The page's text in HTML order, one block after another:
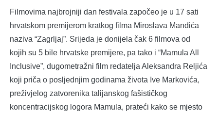
Filmovima najbrojniji dan festivala započeo je u 17 sati
hrvatskom premijerom kratkog filma Miroslava Mandića
naziva “Zagrljaj”. Srijeda je donijela čak 6 filmova od
kojih su 5 bile hrvatske premijere, pa tako i “Mamula All
Inclusive”, dugometražni film redatelja Aleksandra Reljića
koji priča o posljednjim godinama života Ive Markovića,
preživjelog zatvorenika talijanskog fašističkog
koncentracijskog logora Mamula, prateći kako se mjesto